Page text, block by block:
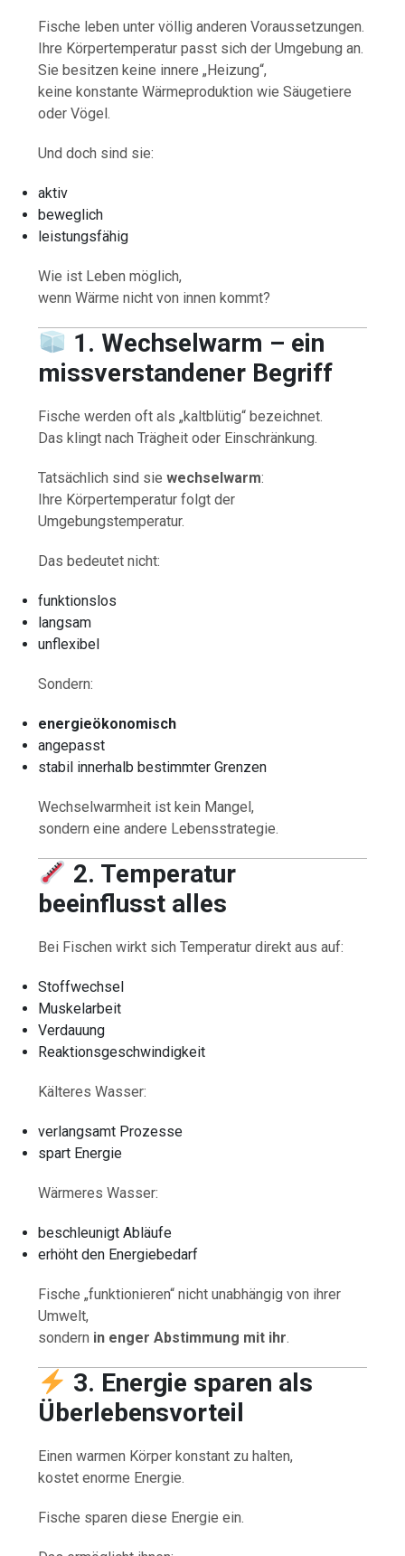
Fische leben unter völlig anderen Voraussetzungen.
Ihre Körpertemperatur passt sich der Umgebung an.
Sie besitzen keine innere „Heizung“,
keine konstante Wärmeproduktion wie Säugetiere
oder Vögel.
Und doch sind sie:
aktiv
beweglich
leistungsfähig
Wie ist Leben möglich,
wenn Wärme nicht von innen kommt?
1. Wechselwarm – ein
missverstandener Begriff
Fische werden oft als „kaltblütig“ bezeichnet.
Das klingt nach Trägheit oder Einschränkung.
Tatsächlich sind siewechselwarm:
Ihre Körpertemperatur folgt der
Umgebungstemperatur.
Das bedeutet nicht:
funktionslos
langsam
unflexibel
Sondern:
energieökonomisch
angepasst
stabil innerhalb bestimmter Grenzen
Wechselwarmheit ist kein Mangel,
sondern eine andere Lebensstrategie.
2. Temperatur
beeinflusst alles
Bei Fischen wirkt sich Temperatur direkt aus auf:
Stoffwechsel
Muskelarbeit
Verdauung
Reaktionsgeschwindigkeit
Kälteres Wasser:
verlangsamt Prozesse
spart Energie
Wärmeres Wasser:
beschleunigt Abläufe
erhöht den Energiebedarf
Fische „funktionieren“ nicht unabhängig von ihrer
Umwelt,
sondern in enger Abstimmung mit ihr.
3. Energie sparen als
Überlebensvorteil
Einen warmen Körper konstant zu halten,
kostet enorme Energie.
Fische sparen diese Energie ein.